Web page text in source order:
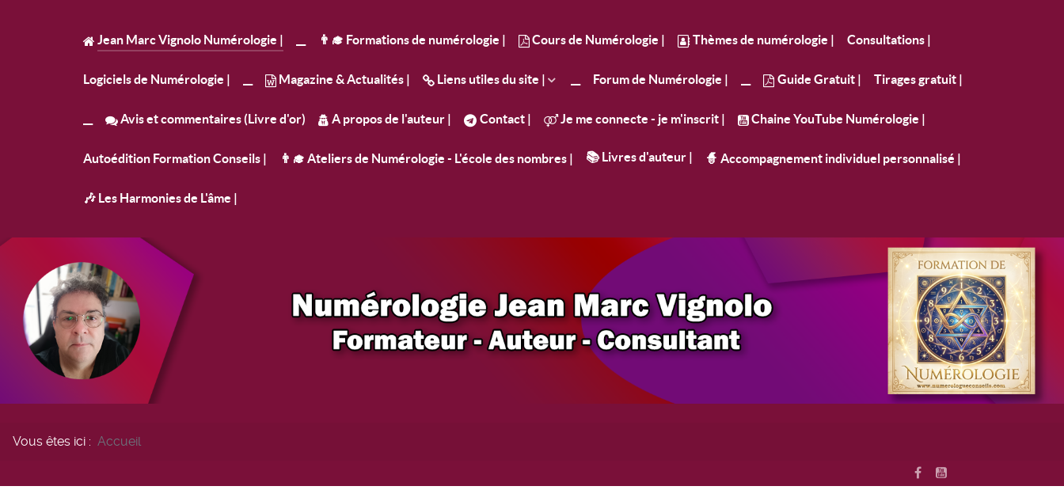
Jean Marc Vignolo Numérologie | 👨‍🎓 Formations de numérologie | Cours de Numérologie | Thèmes de numérologie | Consultations |
Logiciels de Numérologie | Magazine & Actualités | Liens utiles du site | Forum de Numérologie | Guide Gratuit | Tirages gratuit |
Avis et commentaires (Livre d'or) A propos de l'auteur | Contact | Je me connecte - je m'inscrit | Chaine YouTube Numérologie |
Autoédition Formation Conseils | 👨‍🎓 Ateliers de Numérologie - L'école des nombres | 📚 Livres d'auteur | 🧙 Accompagnement individuel personnalisé |
🎶 Les Harmonies de L'âme |
Vous êtes ici : Accueil